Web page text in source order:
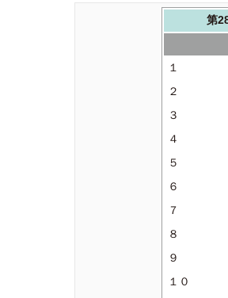
第
１
２
３
４
５
６
７
８
９
１０